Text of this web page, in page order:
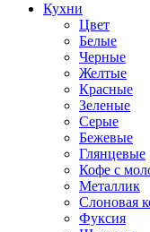
Кухни
Цвет
Белые
Черные
Желтые
Красные
Зеленые
Серые
Бежевые
Глянцевые
Кофе с
Металлик
Слоновая
Фуксия